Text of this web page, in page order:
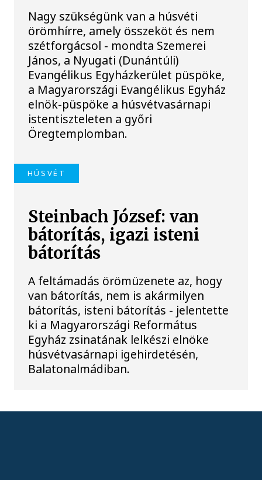
Nagy szükségünk van a húsvéti
örömhírre, amely összeköt és nem
szétforgácsol - mondta Szemerei
János, a Nyugati (Dunántúli)
Evangélikus Egyházkerület püspöke,
a Magyarországi Evangélikus Egyház
elnök-püspöke a húsvétvasárnapi
istentiszteleten a győri
Öregtemplomban.
HÚSVÉT
Steinbach József: van
bátorítás, igazi isteni
bátorítás
A feltámadás örömüzenete az, hogy
van bátorítás, nem is akármilyen
bátorítás, isteni bátorítás - jelentette
ki a Magyarországi Református
Egyház zsinatának lelkészi elnöke
húsvétvasárnapi igehirdetésén,
Balatonalmádiban.